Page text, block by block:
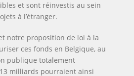
et sont réinvestis au sein
à l’étranger.
notre proposition de loi à la
ces fonds en Belgique, au
publique totalement
milliards pourraient ainsi